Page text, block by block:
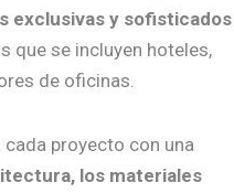
exclusivas y sofisticados
que se incluyen hoteles,
de oficinas.
cada proyecto con una
los materiales